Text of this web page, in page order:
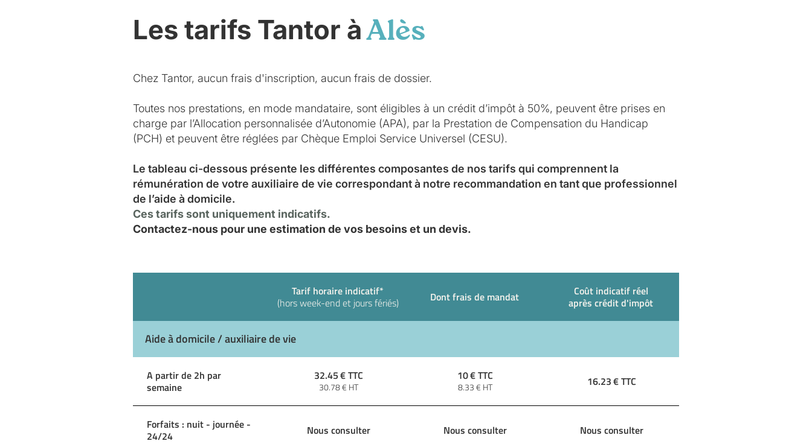
Les tarifs Tantor àAlès
Chez Tantor, aucun frais d'inscription, aucun frais de dossier.
Toutes nos prestations, en mode mandataire, sont éligibles à un crédit d’impôt à 50%, peuvent être prises en
charge par l’Allocation personnalisée d’Autonomie (APA), par la Prestation de Compensation du Handicap
(PCH) et peuvent être réglées par Chèque Emploi Service Universel (CESU).
Le tableau ci-dessous présente les différentes composantes de nos tarifs qui comprennent la
rémunération de votre auxiliaire de vie correspondant à notre recommandation en tant que professionnel
de l’aide à domicile.
Ces tarifs sont uniquement indicatifs.
Contactez-nous pour une estimation de vos besoins et un devis.
Tarif horaire indicatif*
(hors week-end et jours fériés)
Dont frais de mandat
Coût indicatif réel
après crédit d'impôt
Aide à domicile / auxiliaire de vie
A partir de 2h par
semaine
32.45€ TTC
30.78€ HT
10€ TTC
8.33€ HT 16.23€ TTC
Forfaits : nuit - journée -
24/24
Nous consulter Nous consulter Nous consulter